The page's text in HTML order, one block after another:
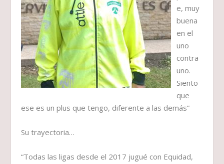
e, muy
buena
en el
uno
contra
uno.
Siento
que
ese es un plus que tengo, diferente a las demás”
Su trayectoria…
“Todas las ligas desde el 2017 jugué con Equidad,